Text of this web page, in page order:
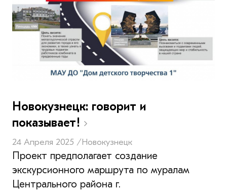
Новокузнецк: говорит и
показывает!
24 Апреля 2025 /Новокузнецк
Проект предполагает создание
экскурсионного маршрута по муралам
Центрального района г.